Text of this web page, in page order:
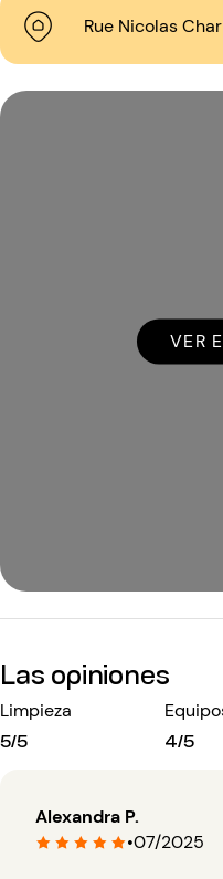
Rue Nicolas
VER
Las opiniones
Limpieza
5/5
4/5
Alexandra P.
•07/2025